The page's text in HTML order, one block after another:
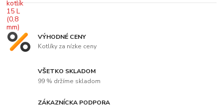
VÝHODNÉ CENY
Kotlíky za nízke ceny
VŠETKO SKLADOM
99 % držíme skladom
ZÁKAZNÍCKA PODPORA